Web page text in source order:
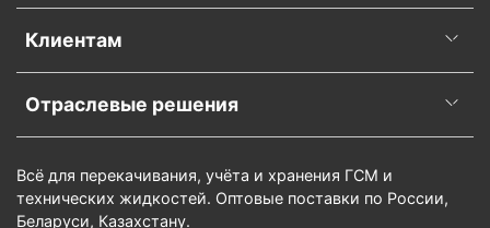
Клиентам
Отраслевые решения
Всё для перекачивания, учёта и хранения ГСМ и
технических жидкостей. Оптовые поставки по России,
Беларуси, Казахстану.